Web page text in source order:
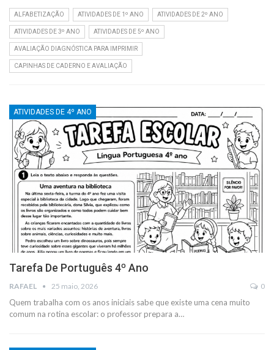
ALFABETIZAÇÃO ATIVIDADES DE 1º ANO ATIVIDADES DE 2º ANO
ATIVIDADES DE 3º ANO ATIVIDADES DE 5º ANO
AVALIAÇÃO DIAGNÓSTICA PARA IMPRIMIR
CAPINHAS DE CADERNO E AVALIAÇÃO
ATIVIDADES DE 4º ANO
Tarefa De Português 4º Ano
RAFAEL 25 maio, 2026 0
Quem trabalha com os anos iniciais sabe que existe uma cena muito
comum na rotina escolar: o professor prepara a…